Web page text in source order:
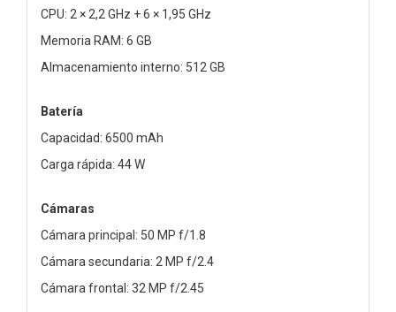
CPU: 2 × 2,2 GHz + 6 × 1,95 GHz
Memoria RAM: 6 GB
Almacenamiento interno: 512 GB
Batería
Capacidad: 6500 mAh
Carga rápida: 44 W
Cámaras
Cámara principal: 50 MP f/1.8
Cámara secundaria: 2 MP f/2.4
Cámara frontal: 32 MP f/2.45